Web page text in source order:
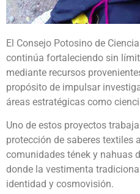
El Consejo Potosino de
continúa fortaleciendo sin
mediante recursos
propósito de impulsar
áreas estratégicas como
Uno de estos proyectos
protección de saberes textiles
comunidades tének y nahuas
donde la vestimenta
identidad y cosmovisión.